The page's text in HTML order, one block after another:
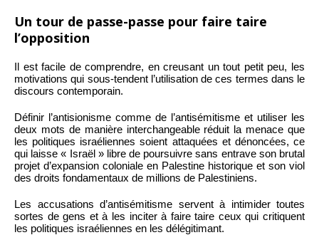
Un tour de passe-passe pour faire taire
l’opposition
Il est facile de comprendre, en creusant un tout petit peu, les
motivations qui sous-tendent l’utilisation de ces termes dans le
discours contemporain.
Définir l’antisionisme comme de l’antisémitisme et utiliser les
deux mots de manière interchangeable réduit la menace que
les politiques israéliennes soient attaquées et dénoncées, ce
qui laisse « Israël » libre de poursuivre sans entrave son brutal
projet d’expansion coloniale en Palestine historique et son viol
des droits fondamentaux de millions de Palestiniens.
Les accusations d’antisémitisme servent à intimider toutes
sortes de gens et à les inciter à faire taire ceux qui critiquent
les politiques israéliennes en les délégitimant.